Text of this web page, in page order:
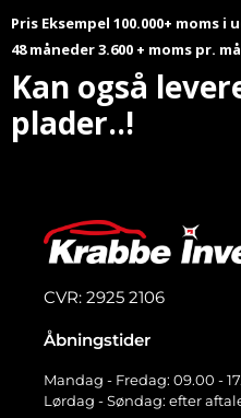
Pris Eksempel 100.000+ moms
48 måneder 3.600 + moms pr.
Kan også
plader..!
CVR: 2925 2106
Åbningstider
Mandag - Fredag: 09.00 -
Lørdag - Søndag: efter